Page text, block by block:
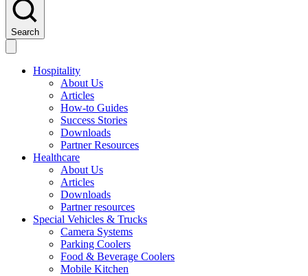
Search
Hospitality
About Us
Articles
How-to Guides
Success Stories
Downloads
Partner Resources
Healthcare
About Us
Articles
Downloads
Partner resources
Special Vehicles & Trucks
Camera Systems
Parking Coolers
Food & Beverage Coolers
Mobile Kitchen